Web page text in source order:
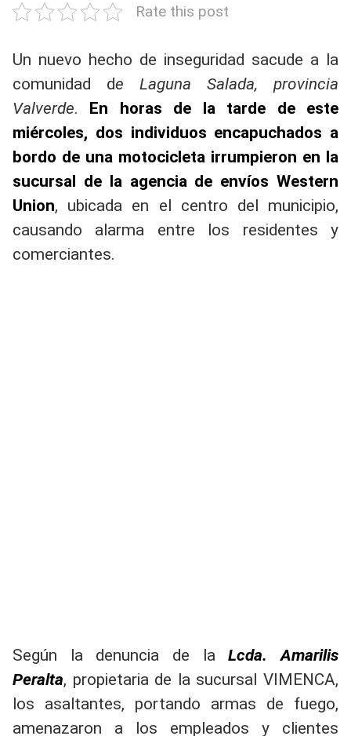
Rate this post
Un nuevo hecho de inseguridad sacude a la
comunidad de Laguna Salada, provincia
Valverde. En horas de la tarde de este
miércoles, dos individuos encapuchados a
bordo de una motocicleta irrumpieron en la
sucursal de la agencia de envíos Western
Union, ubicada en el centro del municipio,
causando alarma entre los residentes y
comerciantes.
Según la denuncia de laLcda. Amarilis
Peralta, propietaria de la sucursal VIMENCA,
los asaltantes, portando armas de fuego,
amenazaron a los empleados y clientes